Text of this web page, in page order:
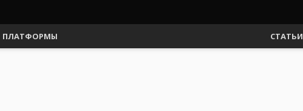
ПЛАТФОРМЫ СТАТЬИ